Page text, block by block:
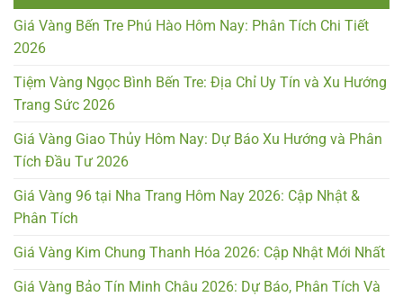
Giá Vàng Bến Tre Phú Hào Hôm Nay: Phân Tích Chi Tiết
2026
Tiệm Vàng Ngọc Bình Bến Tre: Địa Chỉ Uy Tín và Xu Hướng
Trang Sức 2026
Giá Vàng Giao Thủy Hôm Nay: Dự Báo Xu Hướng và Phân
Tích Đầu Tư 2026
Giá Vàng 96 tại Nha Trang Hôm Nay 2026: Cập Nhật &
Phân Tích
Giá Vàng Kim Chung Thanh Hóa 2026: Cập Nhật Mới Nhất
Giá Vàng Bảo Tín Minh Châu 2026: Dự Báo, Phân Tích Và